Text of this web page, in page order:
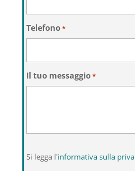
Telefono*
Il tuo messaggio*
legga
Si legga l'informativa sulla